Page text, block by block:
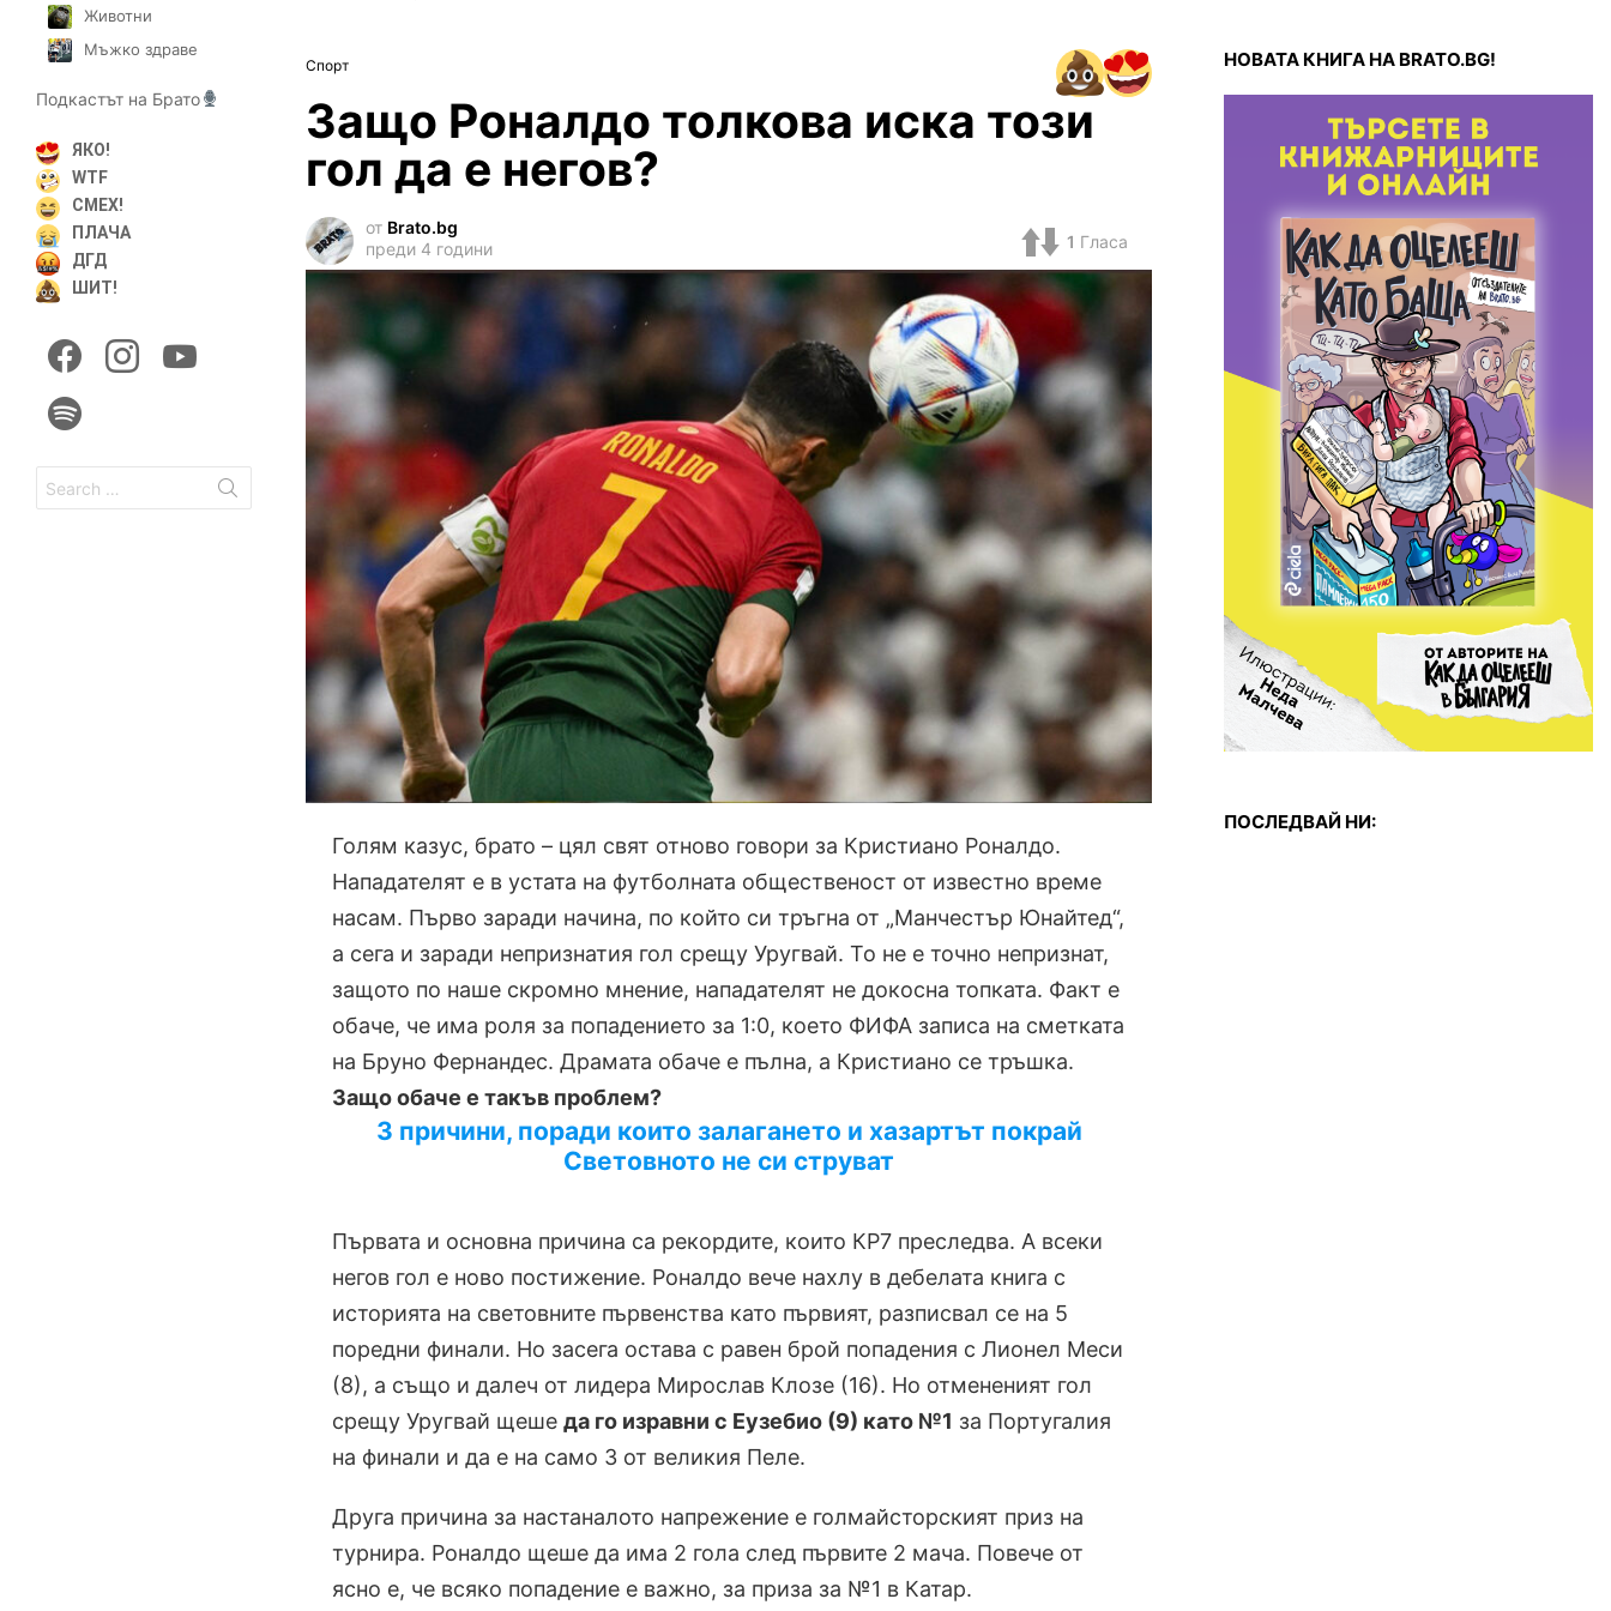
Спорт
Защо Роналдо толкова иска този
гол да е негов?
от Brato.bg
преди 4 години
1 Гласа
Голям казус, брато – цял свят отново говори за Кристиано Роналдо.
Нападателят е в устата на футболната общественост от известно време
насам. Първо заради начина, по който си тръгна от „Манчестър Юнайтед“,
а сега и заради непризнатия гол срещу Уругвай. То не е точно непризнат,
защото по наше скромно мнение, нападателят не докосна топката. Факт е
обаче, че има роля за попадението за 1:0, което ФИФА записа на сметката
на Бруно Фернандес. Драмата обаче е пълна, а Кристиано се тръшка.
Защо обаче е такъв проблем?
3 причини, поради които залагането и хазартът покрай
Световното не си струват
Първата и основна причина са рекордите, които КР7 преследва. А всеки
негов гол е ново постижение. Роналдо вече нахлу в дебелата книга с
историята на световните първенства като първият, разписвал се на 5
поредни финали. Но засега остава с равен брой попадения с Лионел Меси
(8), а също и далеч от лидера Мирослав Клозе (16). Но отмененият гол
срещу Уругвай щеше да го изравни с Еузебио (9) като №1 за Португалия
на финали и да е на само 3 от великия Пеле.
Друга причина за настаналото напрежение е голмайсторският приз на
турнира. Роналдо щеше да има 2 гола след първите 2 мача. Повече от
ясно е, че всяко попадение е важно, за приза за №1 в Катар.
НОВАТА КНИГА НА BRATO.BG!
ПОСЛЕДВАЙ НИ:
Животни
Мъжко здраве
Подкастът на Брато
ЯКО!
WTF
СМЕХ!
ПЛАЧА
ДГД
ШИТ!
for: